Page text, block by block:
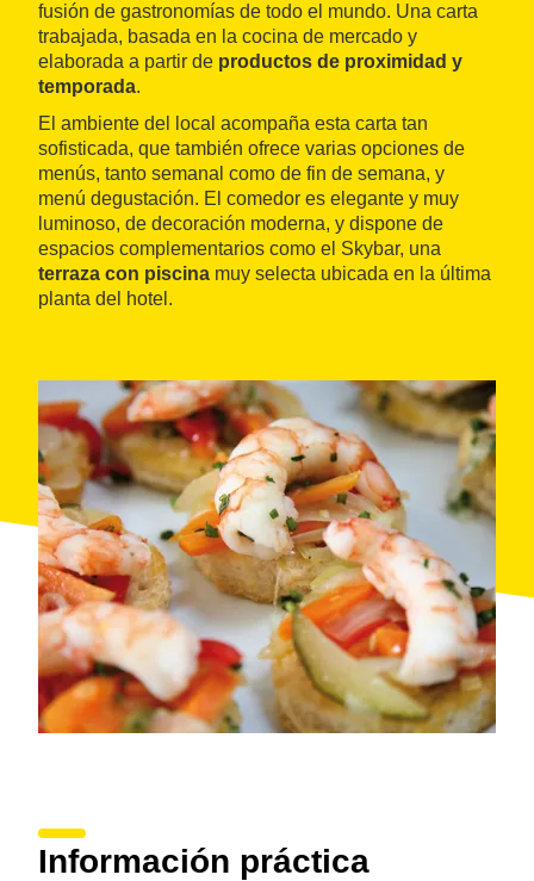
fusión de gastronomías de todo el mundo. Una carta
trabajada, basada en la cocina de mercado y
elaborada a partir de productos de proximidad y
temporada.
El ambiente del local acompaña esta carta tan
sofisticada, que también ofrece varias opciones de
menús, tanto semanal como de fin de semana, y
menú degustación. El comedor es elegante y muy
luminoso, de decoración moderna, y dispone de
espacios complementarios como el Skybar, una
terraza con piscina muy selecta ubicada en la última
planta del hotel.
Información práctica